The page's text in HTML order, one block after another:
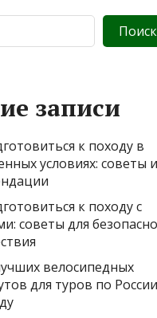
Поиск
записи
к походу в
условиях: советы и
к походу с
советы для
велосипедных
для туров по